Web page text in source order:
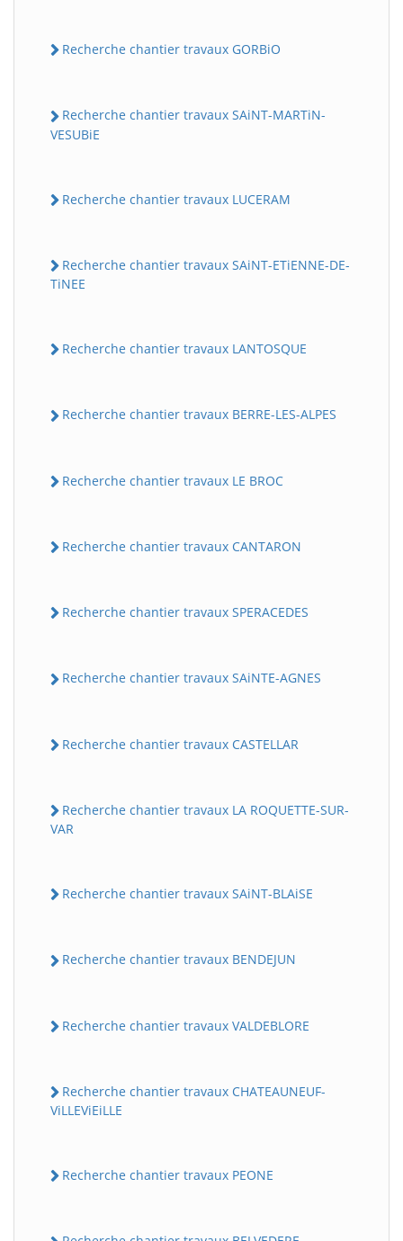
Recherche chantier travaux GORBiO
Recherche chantier travaux SAiNT-MARTiN-
VESUBiE
Recherche chantier travaux LUCERAM
Recherche chantier travaux SAiNT-ETiENNE-DE-
TiNEE
Recherche chantier travaux LANTOSQUE
Recherche chantier travaux BERRE-LES-ALPES
Recherche chantier travaux LE BROC
Recherche chantier travaux CANTARON
Recherche chantier travaux SPERACEDES
Recherche chantier travaux SAiNTE-AGNES
Recherche chantier travaux CASTELLAR
Recherche chantier travaux LA ROQUETTE-SUR-
VAR
Recherche chantier travaux SAiNT-BLAiSE
Recherche chantier travaux BENDEJUN
Recherche chantier travaux VALDEBLORE
Recherche chantier travaux CHATEAUNEUF-
ViLLEViEiLLE
Recherche chantier travaux PEONE